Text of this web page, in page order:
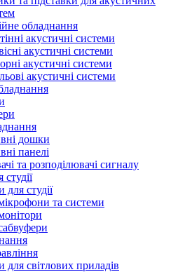
обладнання
акустичні системи
акустичні системи
акустичні системи
акустичні системи
дошки
панелі
та розподілювачі сигналу
для студії
та системи
для світлових приладів